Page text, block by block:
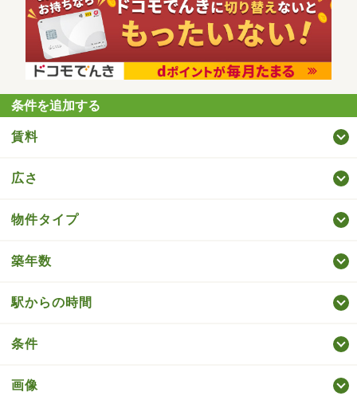
条件を追加する
賃料
広さ
物件タイプ
築年数
駅からの時間
条件
画像